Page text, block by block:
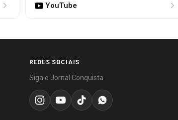
YouTube
REDES SOCIAIS
Siga o Jornal Conquista